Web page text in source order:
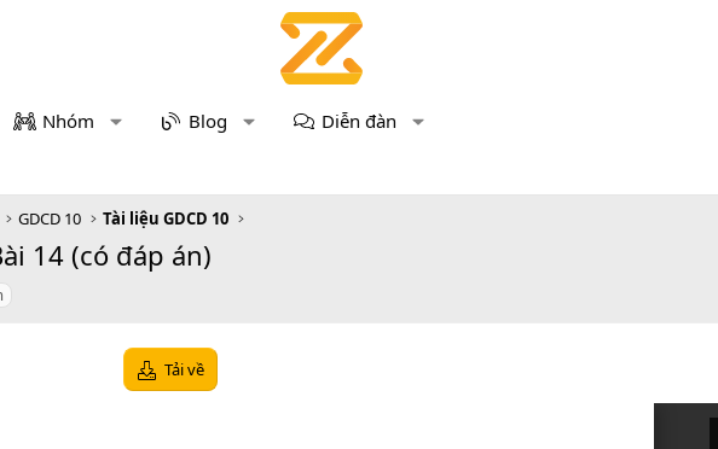
Nhóm Blog Diễn đàn
GDCD 10 Tài liệu GDCD 10
14 (có đáp án)
Tải về